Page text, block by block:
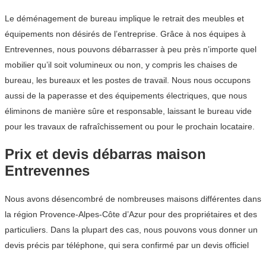
Le déménagement de bureau implique le retrait des meubles et
équipements non désirés de l’entreprise. Grâce à nos équipes à
Entrevennes, nous pouvons débarrasser à peu près n’importe quel
mobilier qu’il soit volumineux ou non, y compris les chaises de
bureau, les bureaux et les postes de travail. Nous nous occupons
aussi de la paperasse et des équipements électriques, que nous
éliminons de manière sûre et responsable, laissant le bureau vide
pour les travaux de rafraîchissement ou pour le prochain locataire.
Prix et devis débarras maison
Entrevennes
Nous avons désencombré de nombreuses maisons différentes dans
la région Provence-Alpes-Côte d’Azur pour des propriétaires et des
particuliers. Dans la plupart des cas, nous pouvons vous donner un
devis précis par téléphone, qui sera confirmé par un devis officiel